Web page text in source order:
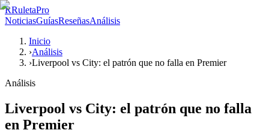
RRuletaPro
NoticiasGuíasReseñasAnálisis
Inicio
›Análisis
›Liverpool vs City: el patrón que no falla en Premier
Análisis
Liverpool vs City: el patrón que no falla
en Premier